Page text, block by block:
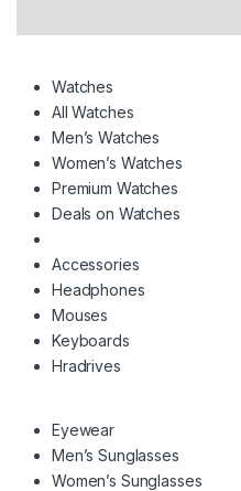
Watches
All Watches
Men’s Watches
Women’s Watches
Premium Watches
Deals on Watches
Accessories
Headphones
Mouses
Keyboards
Hradrives
Eyewear
Men’s Sunglasses
Women’s Sunglasses